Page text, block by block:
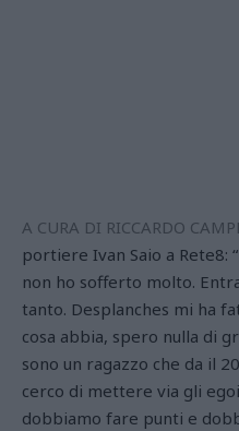
A CURA DI RICCARDO
portiere Ivan Saio a Rete8:
non ho sofferto molto.
tanto. Desplanches mi ha
cosa abbia, spero nulla di
sono un ragazzo che da il
cerco di mettere via gli
dobbiamo fare punti e